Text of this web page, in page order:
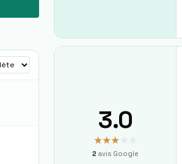
3.0
★★★
2 avis Google